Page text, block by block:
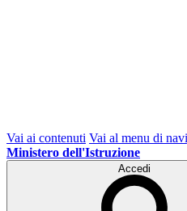
Vai ai contenuti Vai al menu di
Ministero dell'Istruzione
Accedi